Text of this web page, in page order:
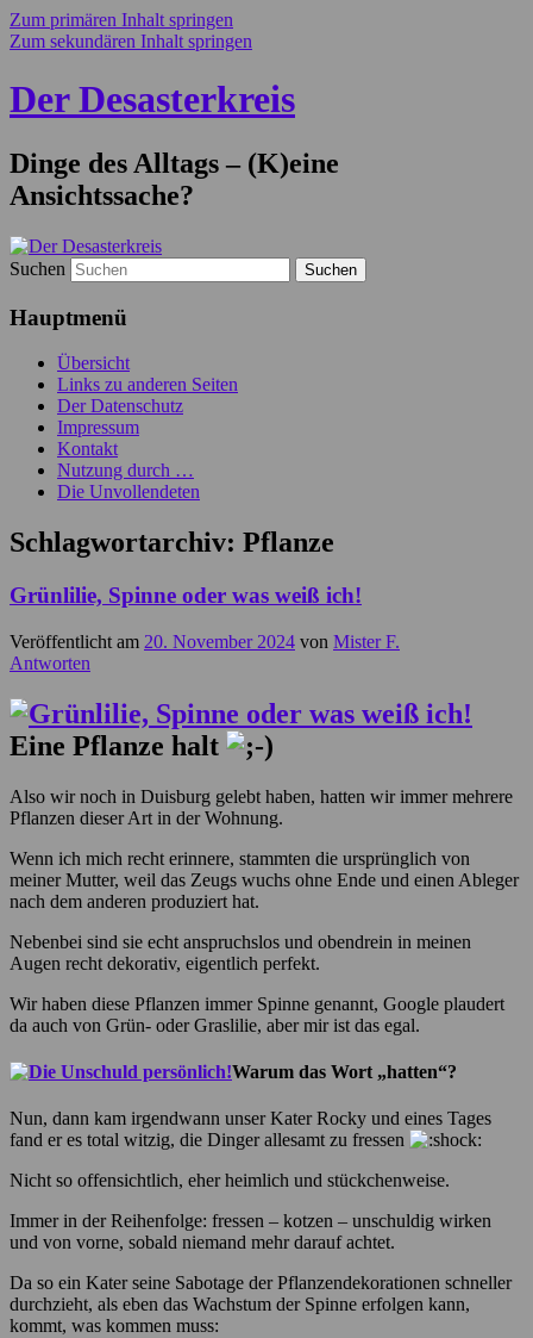
Zum primären Inhalt springen
Zum sekundären Inhalt springen
Der Desasterkreis
Dinge des Alltags – (K)eine
Ansichtssache?
Suchen
Hauptmenü
Übersicht
Links zu anderen Seiten
Der Datenschutz
Impressum
Kontakt
Nutzung durch …
Die Unvollendeten
Schlagwortarchiv: Pflanze
Grünlilie, Spinne oder was weiß ich!
Veröffentlicht am 20. November 2024 von Mister F.
Antworten
Eine Pflanze halt
Also wir noch in Duisburg gelebt haben, hatten wir immer mehrere
Pflanzen dieser Art in der Wohnung.
Wenn ich mich recht erinnere, stammten die ursprünglich von
meiner Mutter, weil das Zeugs wuchs ohne Ende und einen Ableger
nach dem anderen produziert hat.
Nebenbei sind sie echt anspruchslos und obendrein in meinen
Augen recht dekorativ, eigentlich perfekt.
Wir haben diese Pflanzen immer Spinne genannt, Google plaudert
da auch von Grün- oder Graslilie, aber mir ist das egal.
Warum das Wort „hatten“?
Nun, dann kam irgendwann unser Kater Rocky und eines Tages
fand er es total witzig, die Dinger allesamt zu fressen
Nicht so offensichtlich, eher heimlich und stückchenweise.
Immer in der Reihenfolge: fressen – kotzen – unschuldig wirken
und von vorne, sobald niemand mehr darauf achtet.
Da so ein Kater seine Sabotage der Pflanzendekorationen schneller
durchzieht, als eben das Wachstum der Spinne erfolgen kann,
kommt, was kommen muss: